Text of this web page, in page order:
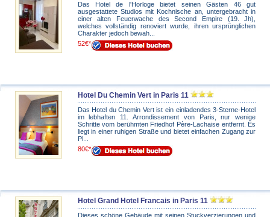
Das Hotel de l'Horloge bietet seinen Gästen 46 gut
ausgestattete Studios mit Kochnische an, untergebracht in
einer alten Feuerwache des Second Empire (19. Jh),
welches vollständig renoviert wurde, ihren ursprünglichen
Charakter jedoch bewah...
52€*
Hotel Du Chemin Vert in Paris 11
Das Hotel du Chemin Vert ist ein einladendes 3-Sterne-Hotel
im lebhaften 11. Arrondissement von Paris, nur wenige
Schritte vom berühmten Friedhof Père-Lachaise entfernt. Es
liegt in einer ruhigen Straße und bietet einfachen Zugang zur
Pl...
80€*
Hotel Grand Hotel Francais in Paris 11
Dieses schöne Gebäude mit seinen Stuckverzierungen und